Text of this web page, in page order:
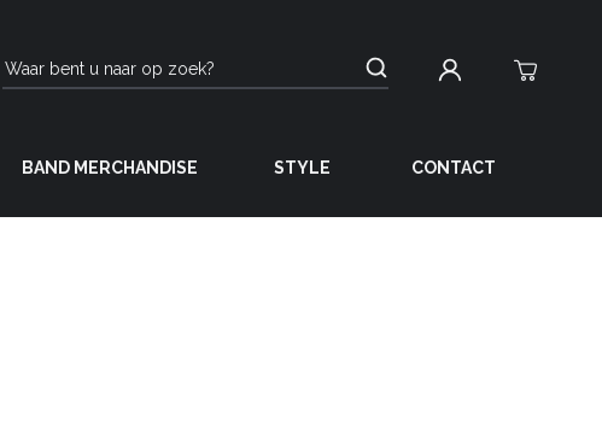
BAND MERCHANDISE STYLE CONTACT